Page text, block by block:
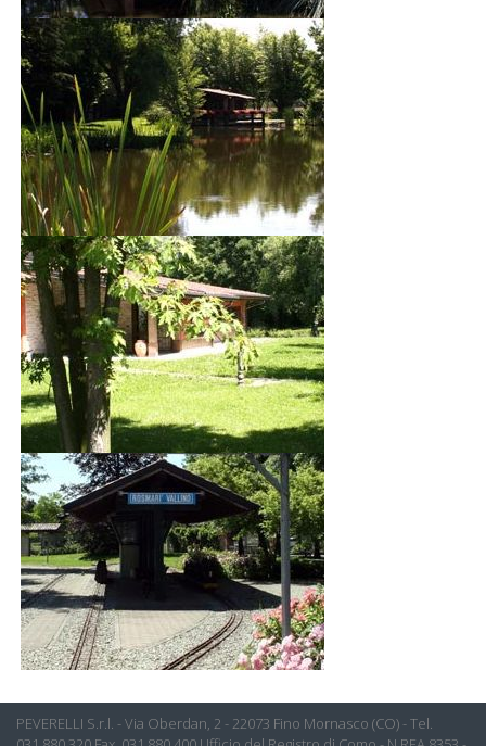
PEVERELLI S.r.l. - Via Oberdan, 2 - 22073 Fino Mornasco (CO) - Tel.